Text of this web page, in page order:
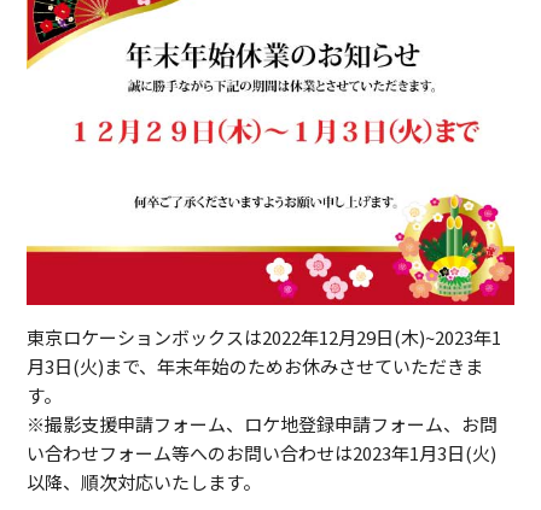
東京ロケーションボックスは2022年12月29日(木)~2023年1
月3日(火)まで、年末年始のためお休みさせていただきま
す。
※撮影支援申請フォーム、ロケ地登録申請フォーム、お問
い合わせフォーム等へのお問い合わせは2023年1月3日(火)
以降、順次対応いたします。